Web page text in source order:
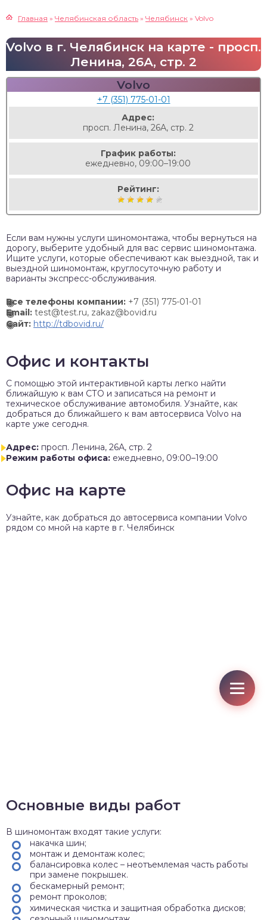
Главная » Челябинская область » Челябинск » Volvo
Volvo в г. Челябинск на карте - просп.
Ленина, 26А, стр. 2
Volvo
+7 (351) 775-01-01
Адрес:
просп. Ленина, 26А, стр. 2
График работы:
ежедневно, 09:00–19:00
Рейтинг:
Если вам нужны услуги шиномонтажа, чтобы вернуться на
дорогу, выберите удобный для вас сервис шиномонтажа.
Ищите услуги, которые обеспечивают как выездной, так и
выездной шиномонтаж, круглосуточную работу и
варианты экспресс-обслуживания.
Все телефоны компании: +7 (351) 775-01-01
Email: test@test.ru, zakaz@bovid.ru
Сайт: http://tdbovid.ru/
Офис и контакты
C помощью этой интерактивной карты легко найти
ближайшую к вам СТО и записаться на ремонт и
техническое обслуживание автомобиля. Узнайте, как
добраться до ближайшего к вам автосервиса Volvo на
карте уже сегодня.
Адрес: просп. Ленина, 26А, стр. 2
Режим работы офиса: ежедневно, 09:00–19:00
Офис на карте
Узнайте, как добраться до автосервиса компании Volvo
рядом со мной на карте в г. Челябинск
Основные виды работ
В шиномонтаж входят такие услуги:
накачка шин;
монтаж и демонтаж колес;
балансировка колес – неотъемлемая часть работы
при замене покрышек.
бескамерный ремонт;
ремонт проколов;
химическая чистка и защитная обработка дисков;